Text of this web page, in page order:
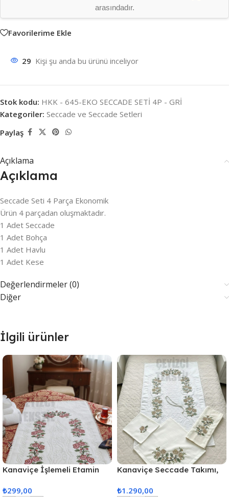
arasındadır.
Favorilerime Ekle
29 Kişi şu anda bu ürünü inceliyor
Stok kodu: HKK - 645-EKO SECCADE SETİ 4P - GRİ
Kategoriler: Seccade ve Seccade Setleri
Paylaş
Açıklama
Açıklama
Seccade Seti 4 Parça Ekonomik
Ürün 4 parçadan oluşmaktadır.
1 Adet Seccade
1 Adet Bohça
1 Adet Havlu
1 Adet Kese
Değerlendirmeler (0)
Diğer
İlgili ürünler
Kanaviçe İşlemeli Etamin
₺299,00
Kanaviçe Seccade Takımı,
Renkli 4 Parça Seccade
₺1.290,00